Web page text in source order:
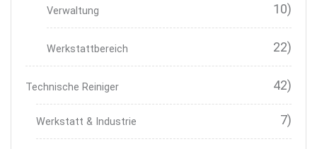
Verwaltung 10)
Werkstattbereich 22)
Technische Reiniger 42)
Werkstatt & Industrie 7)